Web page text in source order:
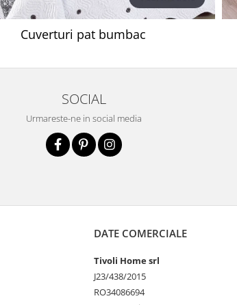
Cuverturi pat bumbac
SOCIAL
Urmareste-ne in social media
DATE COMERCIALE
Tivoli Home srl
J23/438/2015
RO34086694